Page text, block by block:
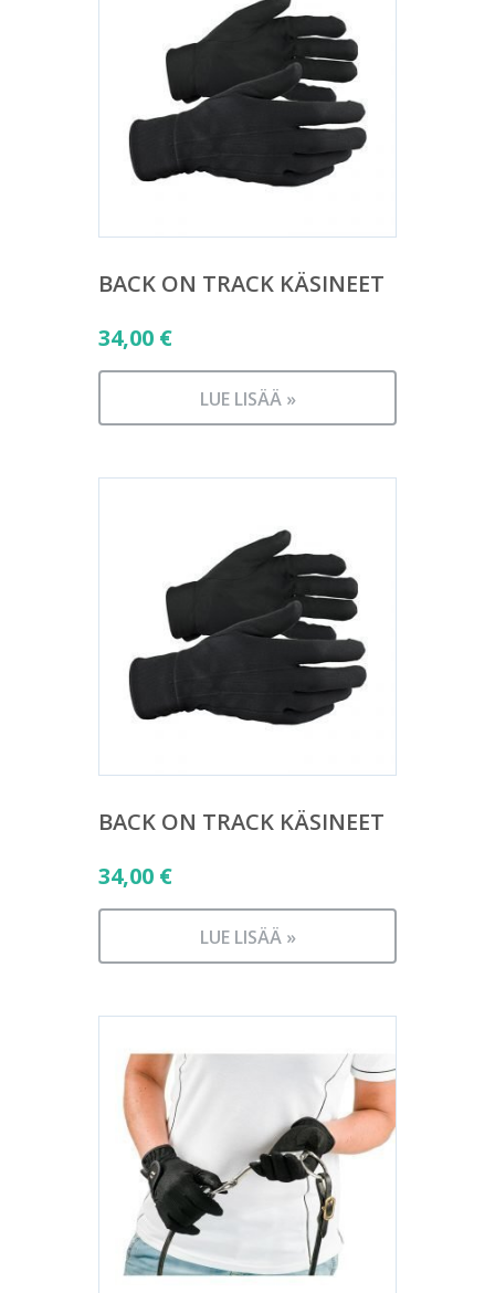
BACK ON TRACK KÄSINEET
34,00 €
LUE LISÄÄ »
BACK ON TRACK KÄSINEET
34,00 €
LUE LISÄÄ »